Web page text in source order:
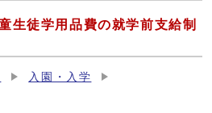
徒学用品費の就学前支給制
入園・入学